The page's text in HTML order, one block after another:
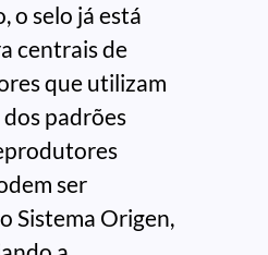
o selo já está
centrais de
que utilizam
padrões
ser
Sistema Origen,